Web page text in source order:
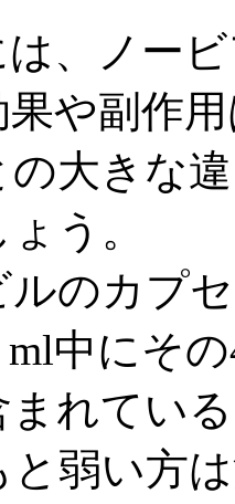
、ノー
果や副作
の大きな
う。
のカプ
中にそ
まれてい
と弱い方